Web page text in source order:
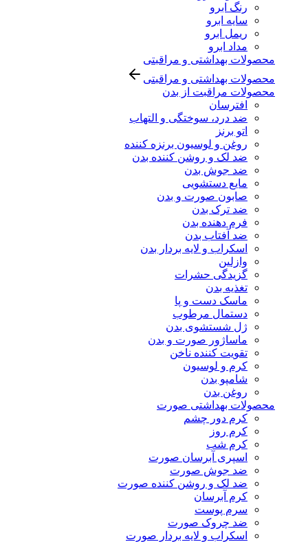
رنگ ابرو
سایه ابرو
ریمل ابرو
مداد ابرو
محصولات بهداشتی و مراقبتی
محصولات بهداشتی و مراقبتی
محصولات مراقبت از بدن
افترسان
ضد درد، سوختگی و التهاب
اتو برنز
روغن و لوسیون برنزه کننده
ضد لک و روشن کننده بدن
ضد جوش بدن
مایع دستشویی
صابون صورت و بدن
ضد ترک بدن
فرم دهنده بدن
ضد آفتاب بدن
اسکراب و لایه بردار بدن
وازلین
گزیدگی حشرات
تغذیه بدن
ماسک دست و پا
دستمال مرطوب
ژل شستشوی بدن
ماساژور صورت و بدن
تقویت کننده ناخن
کرم و لوسیون
شامپو بدن
روغن بدن
محصولات بهداشتی صورت
کرم دور چشم
کرم روز
کرم شب
اسپری آبرسان صورت
ضد جوش صورت
ضد لک و روشن کننده صورت
کرم آبرسان
سرم پوست
ضد چروک صورت
اسکراب و لایه بردار صورت